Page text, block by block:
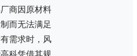
商因原材料
而无法满足
需求时，风
科凭借其规